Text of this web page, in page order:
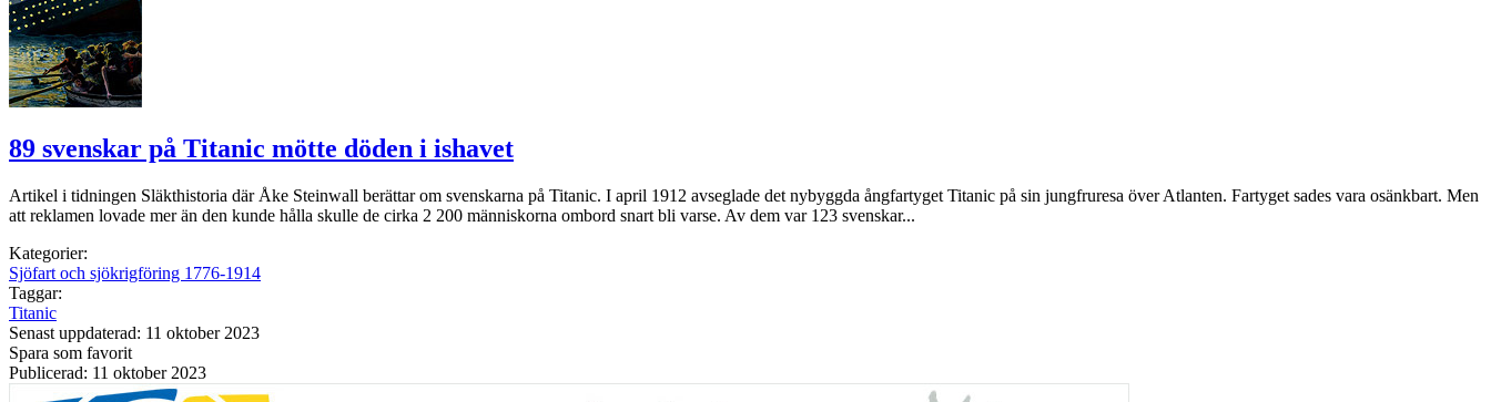
89 svenskar på Titanic mötte döden i ishavet
Artikel i tidningen Släkthistoria där Åke Steinwall berättar om svenskarna på Titanic. I april 1912 avseglade det nybyggda ångfartyget Titanic på sin jungfruresa över Atlanten. Fartyget sades vara osänkbart. Men
att reklamen lovade mer än den kunde hålla skulle de cirka 2 200 människorna ombord snart bli varse. Av dem var 123 svenskar...
Kategorier:
Sjöfart och sjökrigföring 1776-1914
Taggar:
Titanic
Senast uppdaterad: 11 oktober 2023
Spara som favorit
Publicerad: 11 oktober 2023